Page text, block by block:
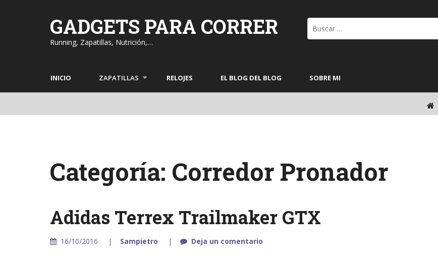
GADGETS PARA CORRER
Running, Zapatillas, Nutrición,…
INICIO ZAPATILLAS RELOJES EL BLOG DEL BLOG SOBRE MI
Categoría: Corredor Pronador
Adidas Terrex Trailmaker GTX
16/10/2016 Sampietro Deja un comentario